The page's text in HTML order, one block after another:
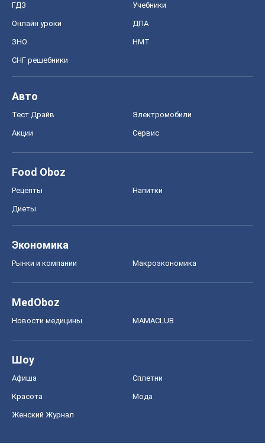
ГДЗ Учебники
Онлайн уроки ДПА
ЗНО НМТ
СНГ решебники
Авто
Тест Драйв Электромобили
Акции Сервис
Food Oboz
Рецепты Напитки
Диеты
Экономика
Рынки и компании Mакроэкономика
MedOboz
Новости медицины MAMACLUB
Шоу
Афиша Сплетни
Красота Мода
Женский Журнал